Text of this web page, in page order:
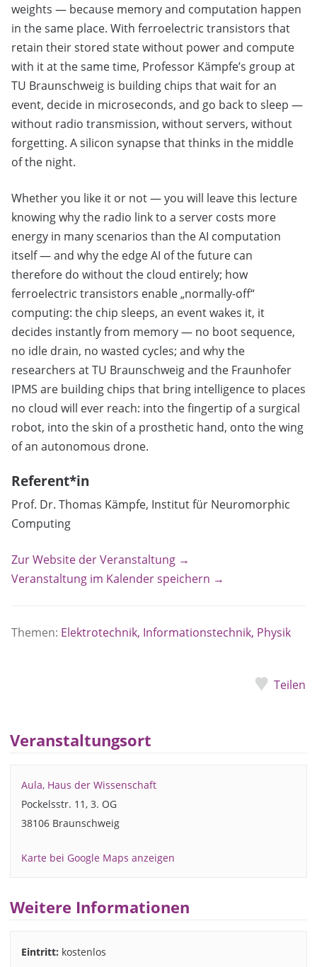
weights — because memory and computation happen
in the same place. With ferroelectric transistors that
retain their stored state without power and compute
with it at the same time, Professor Kämpfe’s group at
TU Braunschweig is building chips that wait for an
event, decide in microseconds, and go back to sleep —
without radio transmission, without servers, without
forgetting. A silicon synapse that thinks in the middle
of the night.
Whether you like it or not — you will leave this lecture
knowing why the radio link to a server costs more
energy in many scenarios than the AI computation
itself — and why the edge AI of the future can
therefore do without the cloud entirely; how
ferroelectric transistors enable „normally-off“
computing: the chip sleeps, an event wakes it, it
decides instantly from memory — no boot sequence,
no idle drain, no wasted cycles; and why the
researchers at TU Braunschweig and the Fraunhofer
IPMS are building chips that bring intelligence to places
no cloud will ever reach: into the fingertip of a surgical
robot, into the skin of a prosthetic hand, onto the wing
of an autonomous drone.
Referent*in
Prof. Dr. Thomas Kämpfe, Institut für Neuromorphic
Computing
Zur Website der Veranstaltung →
Veranstaltung im Kalender speichern →
Themen: Elektrotechnik, Informationstechnik, Physik
Teilen
Veranstaltungsort
Aula, Haus der Wissenschaft
Pockelsstr. 11, 3. OG
38106 Braunschweig
Karte bei Google Maps anzeigen
Weitere Informationen
Eintritt: kostenlos